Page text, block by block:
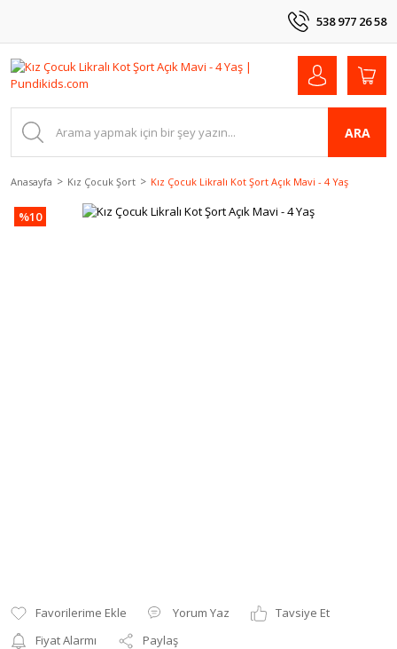
538 977 26 58
ARA
Anasayfa Kız Çocuk Şort Kız Çocuk Likralı Kot Şort Açık Mavi - 4 Yaş
%10
Yorum Yaz
Tavsiye Et
Fiyat Alarmı
Paylaş